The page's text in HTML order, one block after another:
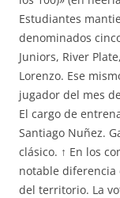
Estudiantes
denominados
Juniors, River
Lorenzo. Ese
jugador del mes
El cargo de
Santiago Nuñez.
clásico. ↑ En los
notable
del territorio. La